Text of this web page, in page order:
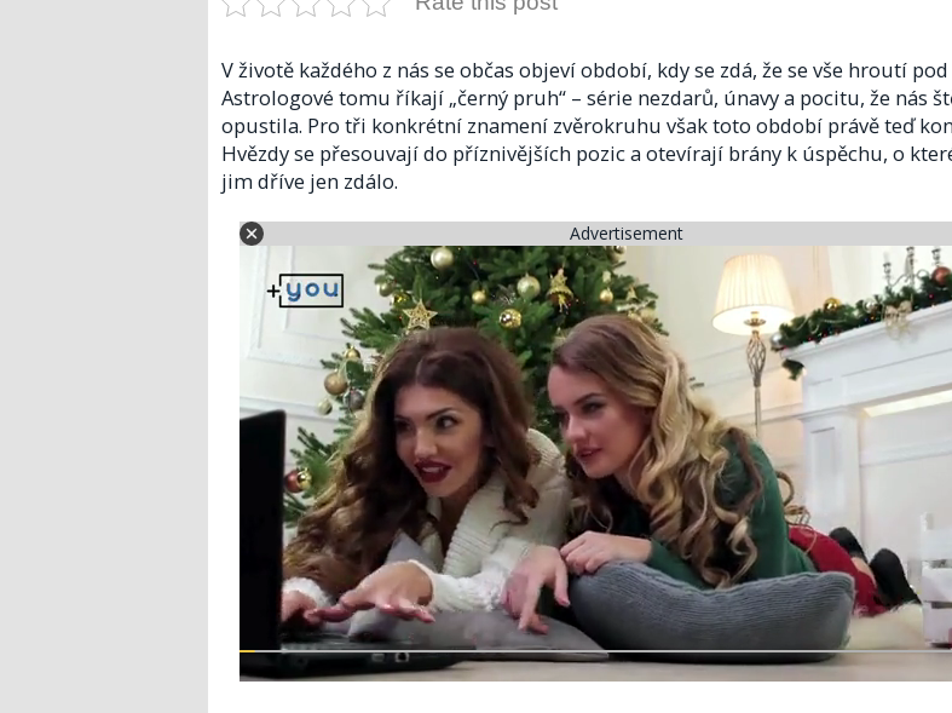
V životě každého z nás se občas objeví období, kdy se zdá, že se vše hroutí
Astrologové tomu říkají „černý pruh“ – série nezdarů, únavy a pocitu, že nás
opustila. Pro tři konkrétní znamení zvěrokruhu však toto období právě teď
Hvězdy se přesouvají do příznivějších pozic a otevírají brány k úspěchu, o
jim dříve jen zdálo.
Advertisement